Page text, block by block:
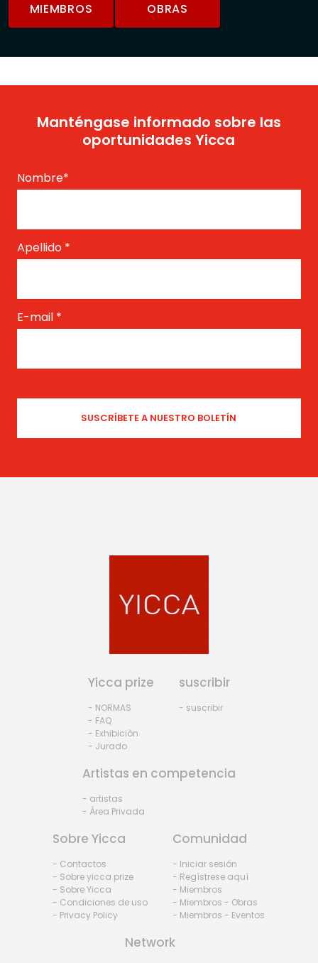
MIEMBROS OBRAS
Manténgase informado sobre las
oportunidades Yicca
Nombre*
Apellido *
E-mail *
Yicca prize
- NORMAS
- FAQ
- Exhibiciòn
- Jurado
suscribir
- suscribir
Artistas en competencia
- artistas
- Área Privada
Sobre Yicca
- Contactos
- Sobre yicca prize
- Sobre Yicca
- Condiciones de uso
- Privacy Policy
Comunidad
- Iniciar sesión
- Regístrese aquí
- Miembros
- Miembros - Obras
- Miembros - Eventos
Network